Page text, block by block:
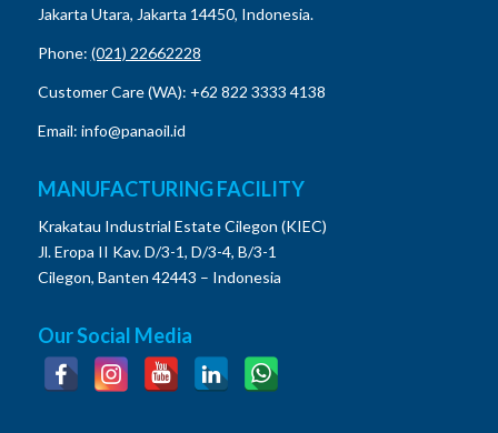
Jakarta Utara, Jakarta 14450, Indonesia.
Phone: (021) 22662228
Customer Care (WA): +62 822 3333 4138
Email: info@panaoil.id
MANUFACTURING FACILITY
Krakatau Industrial Estate Cilegon (KIEC)
Jl. Eropa II Kav. D/3-1, D/3-4, B/3-1
Cilegon, Banten 42443 – Indonesia
Our Social Media